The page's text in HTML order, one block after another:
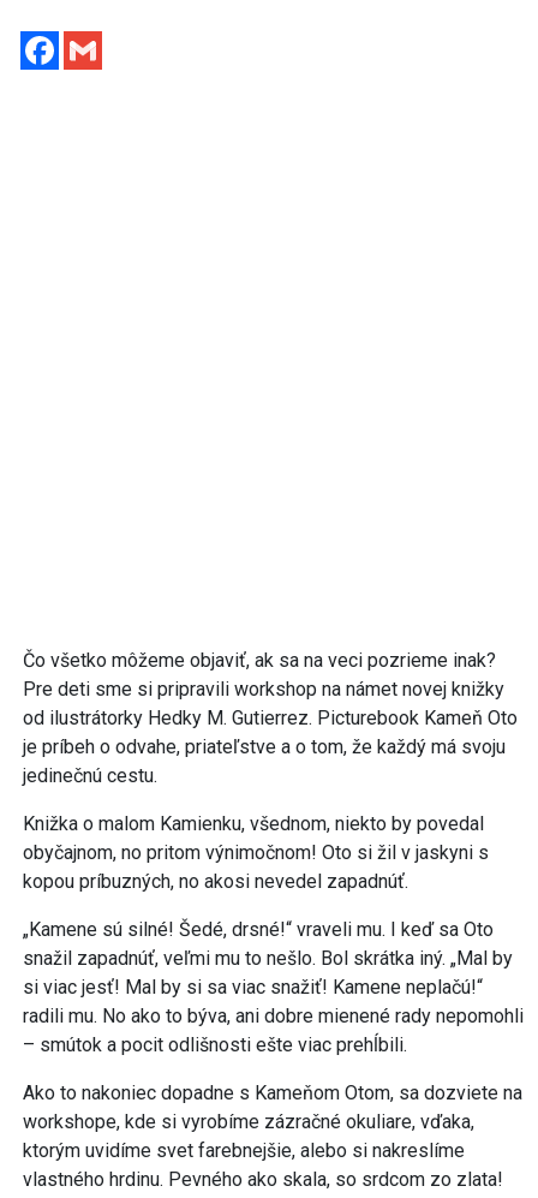
Facebook
Čo všetko môžeme objaviť, ak sa na veci pozrieme inak?
Pre deti sme si pripravili workshop na námet novej knižky
od ilustrátorky Hedky M. Gutierrez. Picturebook Kameň Oto
je príbeh o odvahe, priateľstve a o tom, že každý má svoju
jedinečnú cestu.
Knižka o malom Kamienku, všednom, niekto by povedal
obyčajnom, no pritom výnimočnom! Oto si žil v jaskyni s
kopou príbuzných, no akosi nevedel zapadnúť.
„Kamene sú silné! Šedé, drsné!“ vraveli mu. I keď sa Oto
snažil zapadnúť, veľmi mu to nešlo. Bol skrátka iný. „Mal by
si viac jesť! Mal by si sa viac snažiť! Kamene neplačú!“
radili mu. No ako to býva, ani dobre mienené rady nepomohli
– smútok a pocit odlišnosti ešte viac prehĺbili.
Ako to nakoniec dopadne s Kameňom Otom, sa dozviete na
workshope, kde si vyrobíme zázračné okuliare, vďaka,
ktorým uvidíme svet farebnejšie, alebo si nakreslíme
vlastného hrdinu. Pevného ako skala, so srdcom zo zlata!